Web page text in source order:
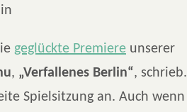
geglückte Premiere unserer
, „Verfallenes Berlin“, schrieb.
Spielsitzung an. Auch wenn